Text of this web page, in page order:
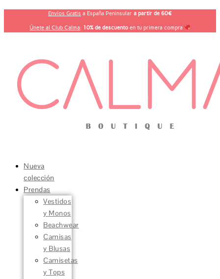
contenido
Envíos Gratis a España Peninsular a partir de 60€
Únete al Club Calma: 10% de descuento en tu primera compra
Nueva
colección
Prendas
Vestidos
y Monos
Beachwear
Camisas
y Blusas
Camisetas
y Tops